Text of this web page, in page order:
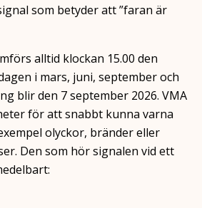
som betyder att ”faran är
alltid klockan 15.00 den
i mars, juni, september och
blir den 7 september 2026. VMA
för att snabbt kunna varna
olyckor, bränder eller
Den som hör signalen vid ett